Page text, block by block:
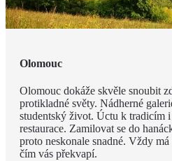
Olomouc
Olomouc dokáže skvěle snoubit
protikladné světy. Nádherné
studentský život. Úctu k tradicím
restaurace. Zamilovat se do
proto neskonale snadné. Vždy
čím vás překvapí.